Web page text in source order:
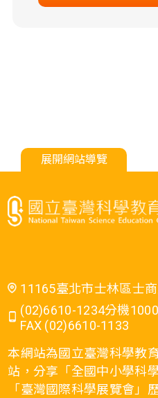
展開網站導覽
11165臺北市士林區士
(02)6610-1234分機
FAX (02)6610-1133
本網站為國立臺灣科學教
站，分享「全國中小學科
「臺灣國際科學展覽會」